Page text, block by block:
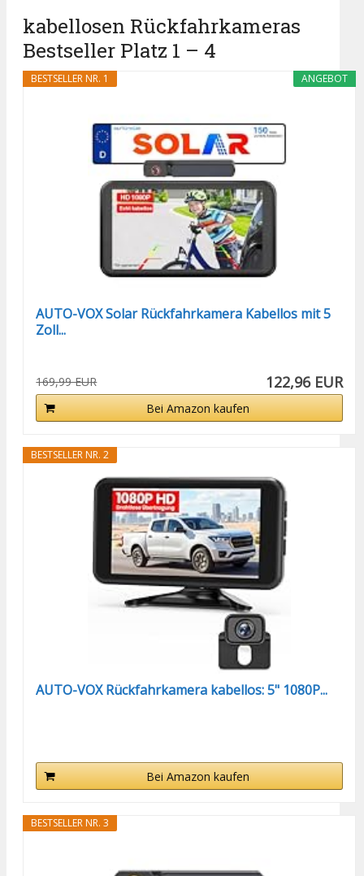
kabellosen Rückfahrkameras
Bestseller Platz 1 – 4
ANGEBOT
BESTSELLER NR. 1
AUTO-VOX Solar Rückfahrkamera Kabellos mit 5
Zoll...
169,99 EUR 122,96 EUR
Bei Amazon kaufen
BESTSELLER NR. 2
AUTO-VOX Rückfahrkamera kabellos: 5" 1080P...
Bei Amazon kaufen
BESTSELLER NR. 3